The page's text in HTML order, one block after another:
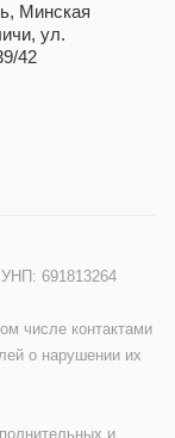
Минская
ул.
42
691813264
числе контактами
о нарушении их
и